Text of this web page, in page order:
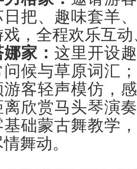
日把、趣味套羊
戏，全程欢乐互
娜家：这里开设
问候与草原词汇
游客轻声模仿，
离欣赏马头琴演
基础蒙古舞教学
舞动。